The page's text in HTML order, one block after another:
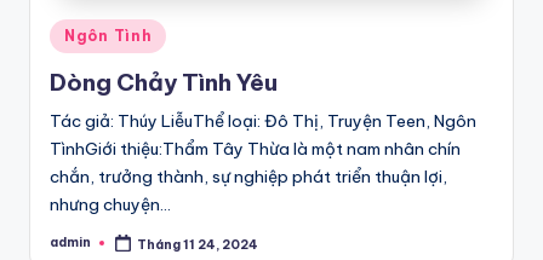
Posted
in
Ngôn Tình
Dòng Chảy Tình Yêu
Tác giả: Thúy LiễuThể loại: Đô Thị, Truyện Teen, Ngôn
TìnhGiới thiệu:Thẩm Tây Thừa là một nam nhân chín
chắn, trưởng thành, sự nghiệp phát triển thuận lợi,
nhưng chuyện…
Posted
admin Tháng 11 24, 2024